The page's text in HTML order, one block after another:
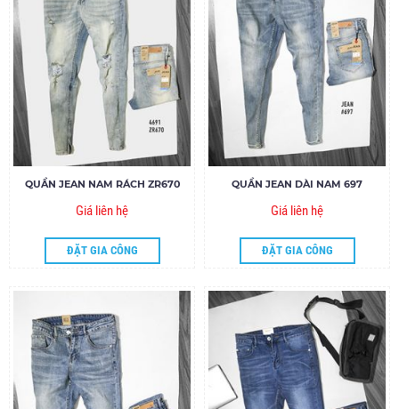
QUẦN JEAN NAM RÁCH ZR670
Giá liên hệ
ĐẶT GIA CÔNG
QUẦN JEAN DÀI NAM 697
Giá liên hệ
ĐẶT GIA CÔNG